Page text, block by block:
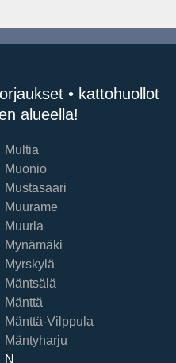
• kattohuollot
alueella!
Multia
Muonio
Mustasaari
Muurame
Muurla
Mynämäki
Myrskylä
Mäntsälä
Mänttä
Mänttä-Vilppula
Mäntyharju
N